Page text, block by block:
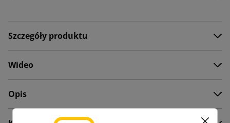
Szczegóły produktu
Wideo
Opis